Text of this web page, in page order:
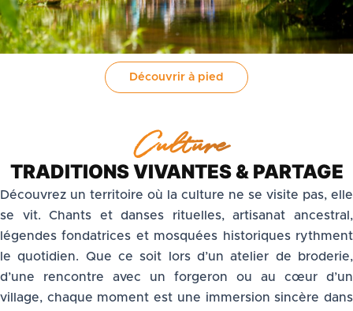
Découvrir à pied
Culture
TRADITIONS VIVANTES & PARTAGE
Découvrez un territoire où la culture ne se visite pas, elle
se vit. Chants et danses rituelles, artisanat ancestral,
légendes fondatrices et mosquées historiques rythment
le quotidien. Que ce soit lors d’un atelier de broderie,
d’une rencontre avec un forgeron ou au cœur d’un
village, chaque moment est une immersion sincère dans